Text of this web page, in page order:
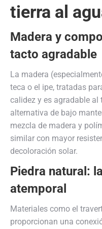
tierra al
Madera y
tacto agradable
La madera
teca o el ipe, tratadas
calidez y es agradable
alternativa de bajo
mezcla de madera y
similar con mayor
decoloración solar.
Piedra natural:
atemporal
Materiales como el
proporcionan una